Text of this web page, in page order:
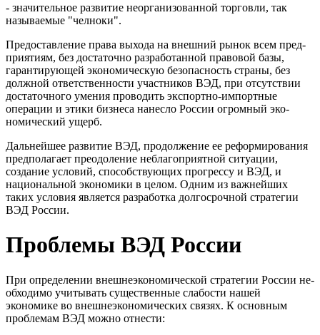
- значительное развитие неорганизованной торговли, так
назы­ваемые "челноки".
Предоставление права выхода на внешний рынок всем пред­
приятиям, без достаточно разработанной правовой базы,
гарантирую­щей экономическую безопасность страны, без
должной ответственности участников ВЭД, при отсутствии
достаточного умения проводить экспор­тно-импортные
операции и этики бизнеса нанесло России огромный эко­
номический ущерб.
Дальнейшее развитие ВЭД, продолжение ее реформирования
предполагает преодоление неблагоприятной ситуации,
создание условий, способствующих прогрессу и ВЭД, и
национальной экономики в целом. Одним из важнейших
таких условия является разработка долгосрочной стратегии
ВЭД России.
Проблемы ВЭД России
При определении внешнеэкономической стратегии России не­
обходимо учитывать существенные слабости нашей
экономике во внешнеэкономи­ческих связях. К основным
проблемам ВЭД можно отнести: